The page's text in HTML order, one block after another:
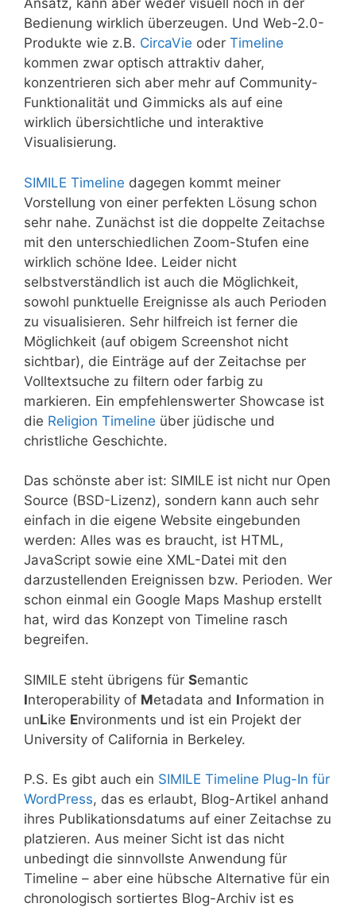
Ansatz, kann aber weder visuell noch in der
Bedienung wirklich überzeugen. Und Web-2.0-
Produkte wie z.B. CircaVie oder Timeline
kommen zwar optisch attraktiv daher,
konzentrieren sich aber mehr auf Community-
Funktionalität und Gimmicks als auf eine
wirklich übersichtliche und interaktive
Visualisierung.
SIMILE Timeline dagegen kommt meiner
Vorstellung von einer perfekten Lösung schon
sehr nahe. Zunächst ist die doppelte Zeitachse
mit den unterschiedlichen Zoom-Stufen eine
wirklich schöne Idee. Leider nicht
selbstverständlich ist auch die Möglichkeit,
sowohl punktuelle Ereignisse als auch Perioden
zu visualisieren. Sehr hilfreich ist ferner die
Möglichkeit (auf obigem Screenshot nicht
sichtbar), die Einträge auf der Zeitachse per
Volltextsuche zu filtern oder farbig zu
markieren. Ein empfehlenswerter Showcase ist
die Religion Timeline über jüdische und
christliche Geschichte.
Das schönste aber ist: SIMILE ist nicht nur Open
Source (BSD-Lizenz), sondern kann auch sehr
einfach in die eigene Website eingebunden
werden: Alles was es braucht, ist HTML,
JavaScript sowie eine XML-Datei mit den
darzustellenden Ereignissen bzw. Perioden. Wer
schon einmal ein Google Maps Mashup erstellt
hat, wird das Konzept von Timeline rasch
begreifen.
SIMILE steht übrigens für Semantic
Interoperability of Metadata and Information in
unLike Environments und ist ein Projekt der
University of California in Berkeley.
P.S. Es gibt auch ein SIMILE Timeline Plug-In für
WordPress, das es erlaubt, Blog-Artikel anhand
ihres Publikationsdatums auf einer Zeitachse zu
platzieren. Aus meiner Sicht ist das nicht
unbedingt die sinnvollste Anwendung für
Timeline – aber eine hübsche Alternative für ein
chronologisch sortiertes Blog-Archiv ist es